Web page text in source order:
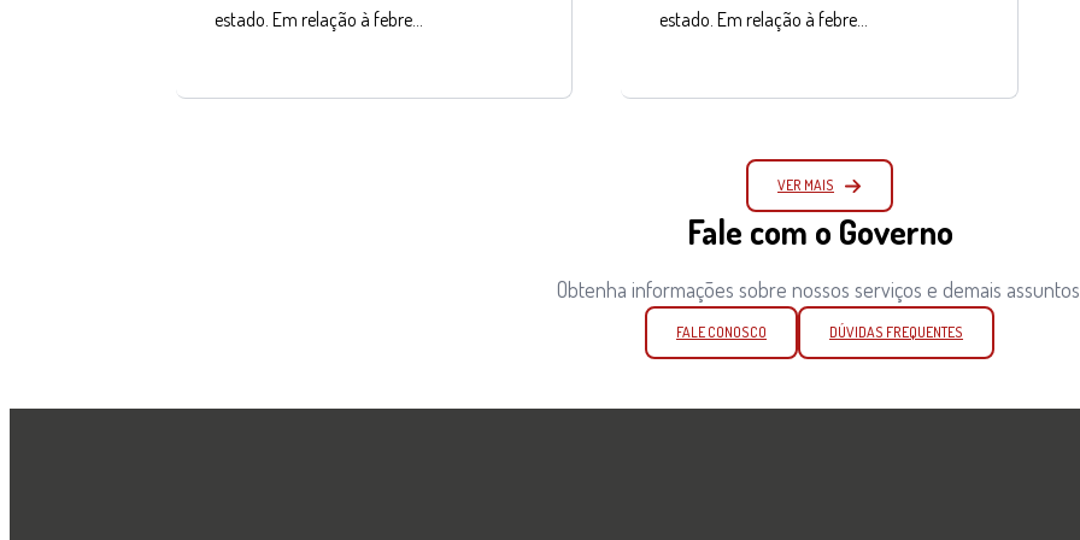
estado. Em relação à febre… estado. Em relação à febre…
VER MAIS
Fale com o Governo
Obtenha informações sobre nossos serviços e demais
FALE CONOSCO DÚVIDAS FREQUENTES